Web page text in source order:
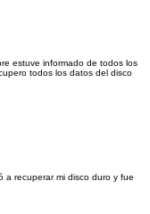
estuve informado de todos los
todos los datos del disco
a recuperar mi disco duro y fue